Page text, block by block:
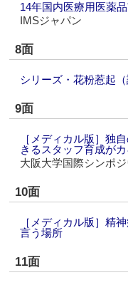
14年国内医療用医薬
IMSジャパン
8面
シリーズ・花粉惹起
9面
［メディカル版］独
きるスタッフ育成が
大阪大学国際シンポジ
10面
［メディカル版］精
言う場所
11面